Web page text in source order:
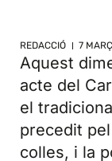
REDACCIÓ 7
Aquest
acte del
el
precedit
colles, i la